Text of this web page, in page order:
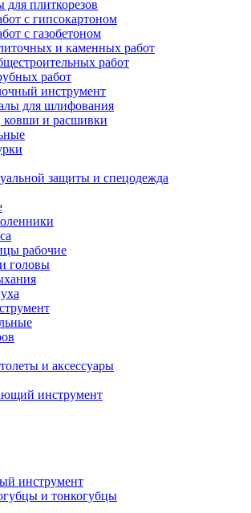
плиткорезов
с гипсокартоном
с газобетоном
и каменных работ
работ
работ
инструмент
для шлифования
ковши и расшивки
защиты и спецодежда
рабочие
головы
и аксессуары
инструмент
инструмент
и тонкогубцы